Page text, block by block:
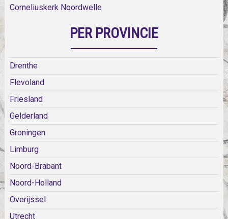
Corneliuskerk Noordwelle
PER PROVINCIE
Drenthe
Flevoland
Friesland
Gelderland
Groningen
Limburg
Noord-Brabant
Noord-Holland
Overijssel
Utrecht